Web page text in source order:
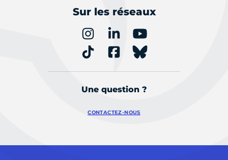
Sur les réseaux
Une question ?
CONTACTEZ-NOUS